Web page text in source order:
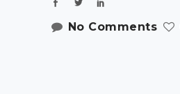
No Comments